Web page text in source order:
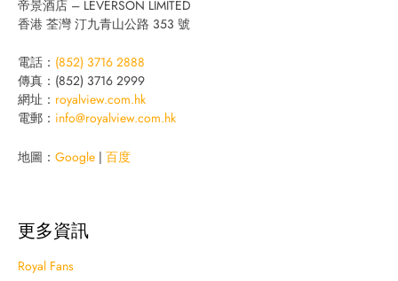
帝景酒店 – LEVERSON LIMITED
香港 荃灣 汀九青山公路 353 號
電話： (852) 3716 2888
傳真：(852) 3716 2999
網址： royalview.com.hk
電郵： info@royalview.com.hk
地圖： Google 百度
更多資訊
Royal Fans